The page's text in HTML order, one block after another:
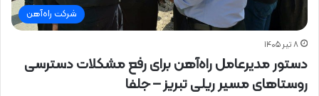
شرکت راه‌آهن
۸ تیر ۱۴۰۵
دستور مدیرعامل راه‌آهن برای رفع مشکلات دسترسی
روستاهای مسیر ریلی تبریز – جلفا